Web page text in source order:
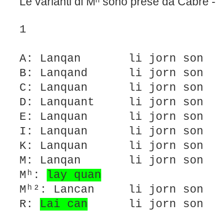
1
A: Lanqan li jorn son
B: Lanqand li jorn son
C: Lanquan li jorn son
D: Lanquant li jorn son
E: Lanquan li jorn son
I: Lanquan li jorn son
K: Lanquan li jorn son
M: Lanqan li jorn son
Mʰ:
lay quan
Mʰ²: Lancan li jorn son
R: Lai can li jorn son